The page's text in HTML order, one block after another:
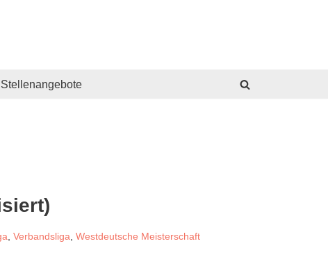
, Verbandsliga, Westdeutsche Meisterschaft